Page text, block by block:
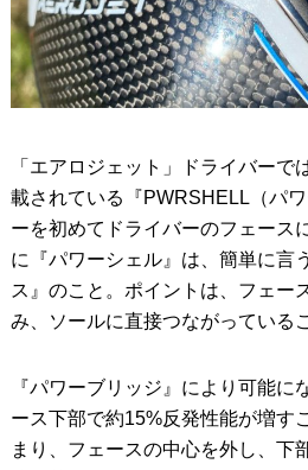
「エアロジェット」ドライバーで
載されている『PWRSHELL（パ
ーを初めてドライバーのフェース
に『パワーシェル』は、簡単に言
ス』のこと。ポイントは、フェー
み、ソールに直接つながっている
『パワーブリッジ』により可能に
ース下部で約15%反発性能が増す
まり、フェースの中心を外し、下